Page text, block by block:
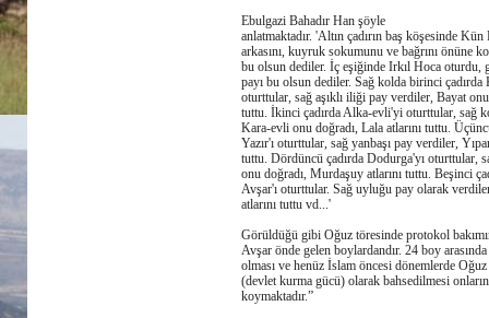
Ebulgazi Bahadır Han şöyle
anlatmaktadır. 'Altın çadırın baş köşesinde
arkasını, kuyruk sokumunu ve bağrını önüne
bu olsun dediler. İç eşiğinde Irkıl Hoca oturdu,
payı bu olsun dediler. Sağ kolda birinci
oturttular, sağ aşıklı iliği pay verdiler, Bayat onu
tuttu. İkinci çadırda Alka-evli'yi oturttular, sağ
Kara-evli onu doğradı, Lala atlarını tuttu.
Yazır'ı oturttular, sağ yanbaşı pay verdiler,
tuttu. Dördüncü çadırda Dodurga'yı oturttular,
onu doğradı, Murdaşuy atlarını tuttu. Beşinci
Avşar'ı oturttular. Sağ uyluğu pay olarak
atlarını tuttu vd...'
Görüldüğü gibi Oğuz töresinde protokol
Avşar önde gelen boylardandır. 24 boy
olması ve henüz İslam öncesi dönemlerde
(devlet kurma gücü) olarak bahsedilmesi
koymaktadır.”